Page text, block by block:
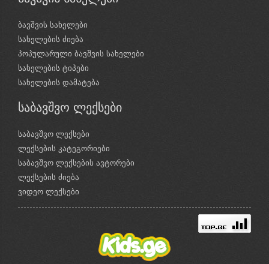
ბავშვის სახელები
სახელების ძიება
პოპულარული ბავშვის სახელები
სახელების ტიპები
სახელების დამატება
საბავშვო ლექსები
საბავშვო ლექსები
ლექსების კატეგორიები
საბავშვო ლექსების ავტორები
ლექსების ძიება
ვიდეო ლექსები